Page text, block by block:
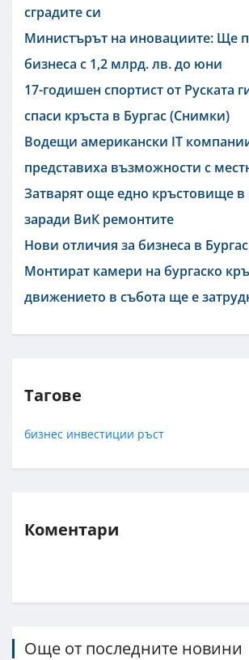
сградите си
Министърът на иновациите: Ще
бизнеса с 1,2 млрд. лв. до юни
17-годишен спортист от Руската
спаси кръста в Бургас (Снимки)
Водещи американски IT
представиха възможности с
Затварят още едно кръстовище в
заради ВиК ремонтите
Нови отличия за бизнеса в Бургас
Монтират камери на бургаско
движението в събота ще е
Тагове
бизнес инвестиции ръст
Коментари
Още от последните новини